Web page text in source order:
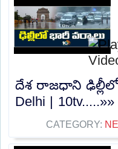
దేశ రాజధాని ఢిల్లీలో
Delhi | 10tv.....»»
CATEGORY: